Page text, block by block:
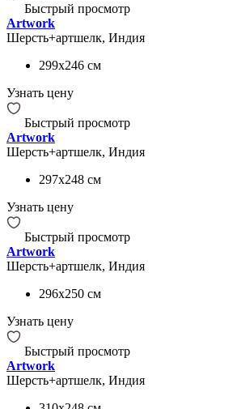
Быстрый просмотр
Artwork
Шерсть+артшелк, Индия
299x246 см
Узнать цену
Быстрый просмотр
Artwork
Шерсть+артшелк, Индия
297x248 см
Узнать цену
Быстрый просмотр
Artwork
Шерсть+артшелк, Индия
296x250 см
Узнать цену
Быстрый просмотр
Artwork
Шерсть+артшелк, Индия